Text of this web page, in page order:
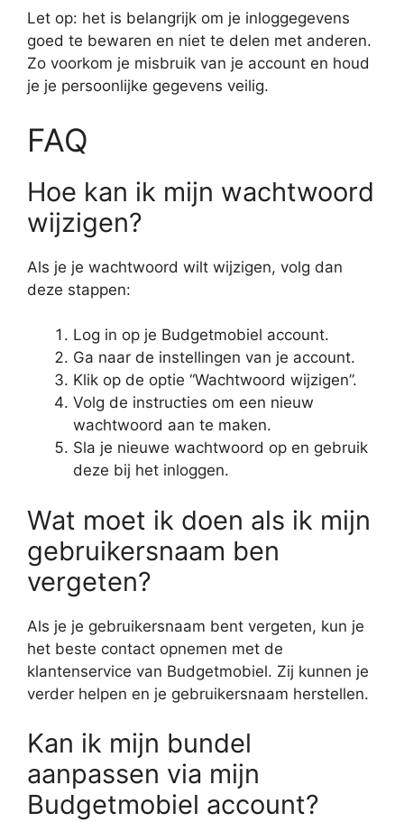
Let op: het is belangrijk om je inloggegevens
goed te bewaren en niet te delen met anderen.
Zo voorkom je misbruik van je account en houd
je je persoonlijke gegevens veilig.
FAQ
Hoe kan ik mijn wachtwoord
wijzigen?
Als je je wachtwoord wilt wijzigen, volg dan
deze stappen:
Log in op je Budgetmobiel account.
Ga naar de instellingen van je account.
Klik op de optie “Wachtwoord wijzigen”.
Volg de instructies om een nieuw
wachtwoord aan te maken.
Sla je nieuwe wachtwoord op en gebruik
deze bij het inloggen.
Wat moet ik doen als ik mijn
gebruikersnaam ben
vergeten?
Als je je gebruikersnaam bent vergeten, kun je
het beste contact opnemen met de
klantenservice van Budgetmobiel. Zij kunnen je
verder helpen en je gebruikersnaam herstellen.
Kan ik mijn bundel
aanpassen via mijn
Budgetmobiel account?